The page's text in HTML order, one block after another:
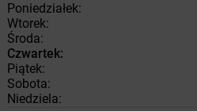
Poniedziałek:
Wtorek:
Środa:
Czwartek:
Piątek:
Sobota:
Niedziela: